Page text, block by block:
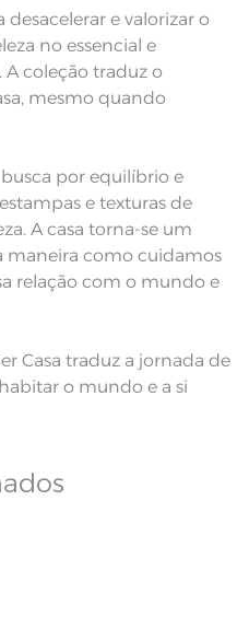
aparelho celular. Consultar a cor
produto.
desacelerar e valorizar o
no essencial e
coleção traduz o
mesmo quando
por equilíbrio e
e texturas de
A casa torna-se um
maneira como cuidamos
relação com o mundo e
Casa traduz a jornada de
o mundo e a si